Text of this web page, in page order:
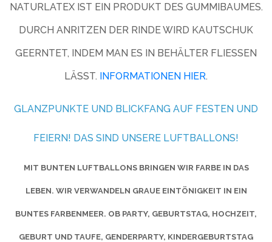
NATURLATEX IST EIN PRODUKT DES GUMMIBAUMES.
DURCH ANRITZEN DER RINDE WIRD KAUTSCHUK
GEERNTET, INDEM MAN ES IN BEHÄLTER FLIESSEN L
ÄSST. INFORMATIONEN HIER.
GLANZPUNKTE UND BLICKFANG AUF FESTEN UND
FEIERN! DAS SIND UNSERE LUFTBALLONS!
MIT BUNTEN LUFTBALLONS BRINGEN WIR FARBE IN DAS
LEBEN. WIR VERWANDELN GRAUE EINTÖNIGKEIT IN EIN
BUNTES FARBENMEER. OB PARTY, GEBURTSTAG, HOCHZEIT,
GEBURT UND TAUFE, GENDERPARTY, KINDERGEBURTSTAG